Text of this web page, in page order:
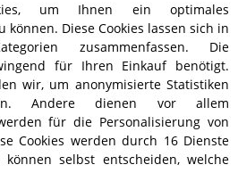
um Ihnen ein optimales
können. Diese Cookies lassen sich in
zusammenfassen. Die
für Ihren Einkauf benötigt.
wir, um anonymisierte Statistiken
Andere dienen vor allem
für die Personalisierung von
Cookies werden durch 16 Dienste
selbst entscheiden, welche